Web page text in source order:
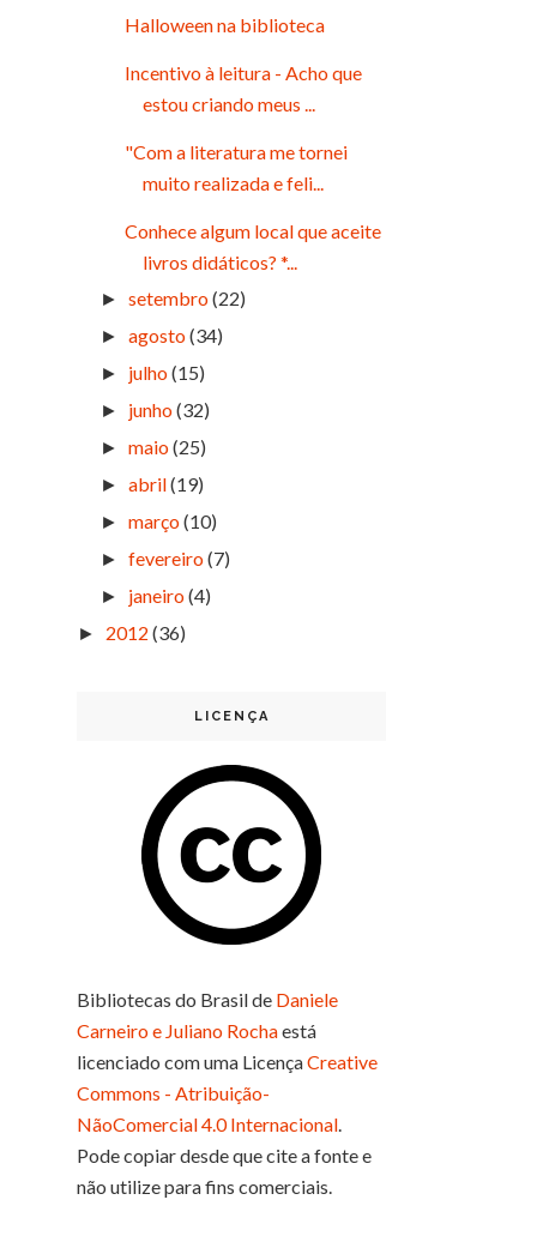
Halloween na biblioteca
Incentivo à leitura - Acho que
estou criando meus ...
"Com a literatura me tornei
muito realizada e feli...
Conhece algum local que aceite
livros didáticos? *...
►setembro(22)
►agosto(34)
► julho(15)
► junho(32)
►maio(25)
►abril(19)
►março(10)
►fevereiro(7)
► janeiro(4)
► 2012 (36)
LICENÇA
Bibliotecas do Brasilde Daniele
Carneiro e Juliano Rochaestá
licenciado com uma LicençaCreative
Commons - Atribuição-
NãoComercial 4.0 Internacional.
Pode copiar desde que cite a fonte e
não utilize para fins comerciais.